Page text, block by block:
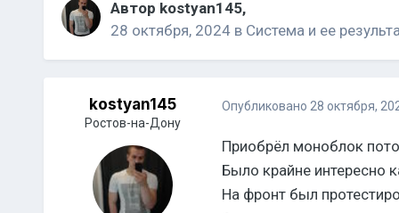
Автор kostyan145,
28 октября, 2024в Система и ее
kostyan145
Ростов-на-Дону
Опубликовано 28 октября,
Приобрёл моноблок
Было крайне интересно
На фронт был